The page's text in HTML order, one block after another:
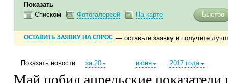
Показать
Списком
Фотогалереей На карте Быстро
ОСТАВИТЬ ЗАЯВКУ НА СПРОС — оставьте заявку и получите
Показать новости за 20 июня 2017 года
Май побил апрельские показатели